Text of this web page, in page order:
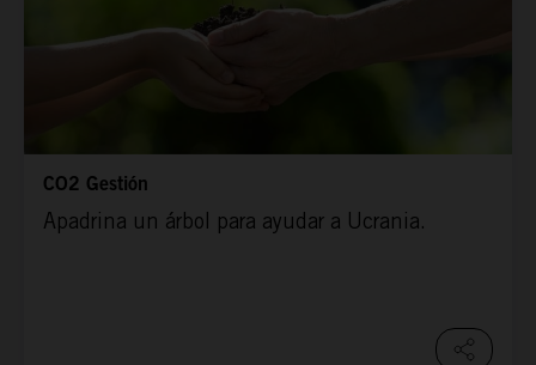
CO2 Gestión
Apadrina un árbol para ayudar a Ucrania.